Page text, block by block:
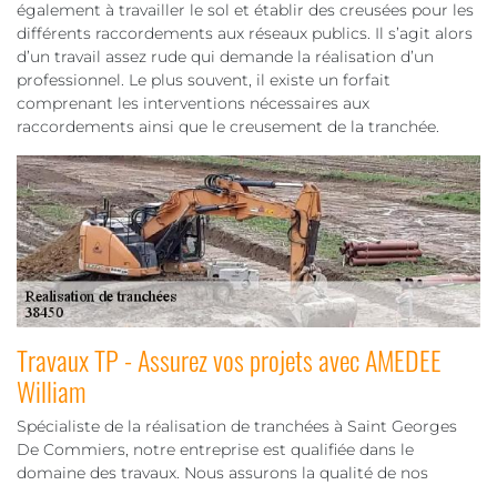
également à travailler le sol et établir des creusées pour les
différents raccordements aux réseaux publics. Il s’agit alors
d’un travail assez rude qui demande la réalisation d’un
professionnel. Le plus souvent, il existe un forfait
comprenant les interventions nécessaires aux
raccordements ainsi que le creusement de la tranchée.
Travaux TP - Assurez vos projets avec AMEDEE
William
Spécialiste de la réalisation de tranchées à Saint Georges
De Commiers, notre entreprise est qualifiée dans le
domaine des travaux. Nous assurons la qualité de nos